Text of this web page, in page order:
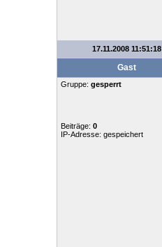
17.11.2008 11:51:18
Gast
Gruppe: gesperrt
Beiträge: 0
IP-Adresse: gespeichert